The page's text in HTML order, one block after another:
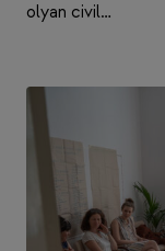
olyan civil…